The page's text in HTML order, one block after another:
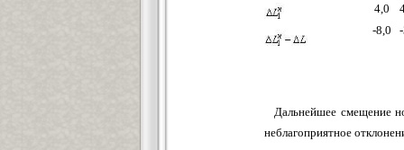
4,0
-8,0
Дальнейшее смещение
неблагоприятное